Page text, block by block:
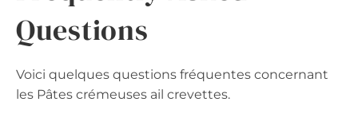
Questions
Voici quelques questions fréquentes concernant
les Pâtes crémeuses ail crevettes.